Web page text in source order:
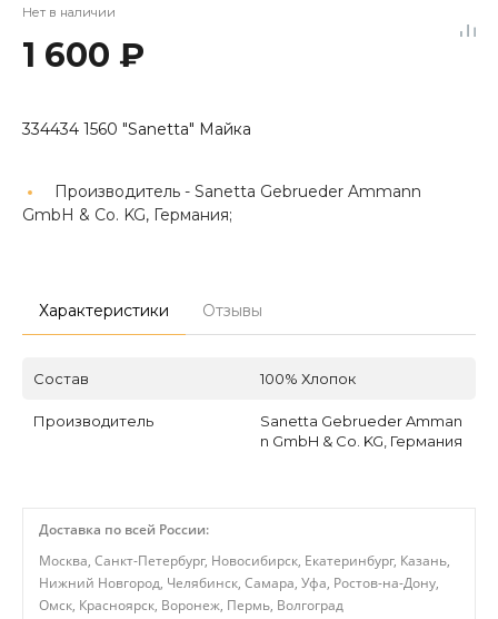
Нет в наличии
1 600 ₽
334434 1560 "Sanetta" Майка
Производитель - Sanetta Gebrueder Ammann
GmbH & Co. KG, Германия;
Характеристики Отзывы
Состав 100% Хлопок
Производитель
Sanetta Gebrueder Amman
n GmbH & Co. KG, Германия
Доставка по всей России:
Москва, Санкт-Петербург, Новосибирск, Екатеринбург, Казань,
Нижний Новгород, Челябинск, Самара, Уфа, Ростов-на-Дону,
Омск, Красноярск, Воронеж, Пермь, Волгоград